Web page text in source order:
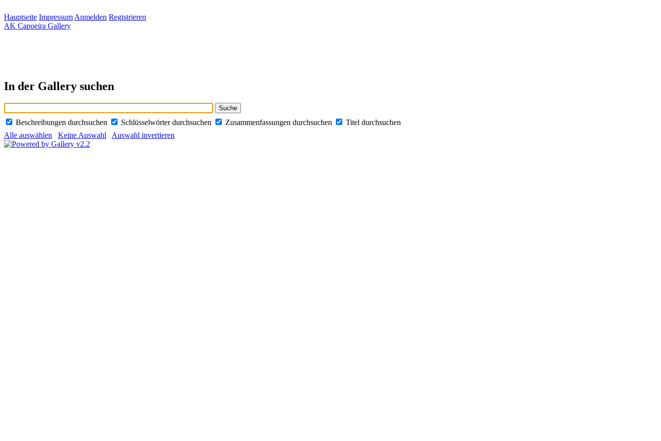
Hauptseite Impressum Anmelden Registrieren
AK Capoeira Gallery
In der Gallery suchen
Beschreibungen durchsuchen Schlüsselwörter durchsuchen Zusammenfassungen durchsuchen
Titel durchsuchen
Alle auswählen
Keine Auswahl Auswahl invertieren